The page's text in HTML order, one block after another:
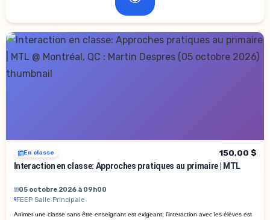
En classe
150,00 $
Interaction en classe: Approches pratiques au primaire | MTL
05 octobre 2026 à 09h00
FEEP Salle Principale
Animer une classe sans être enseignant est exigeant; l’interaction avec les élèves est